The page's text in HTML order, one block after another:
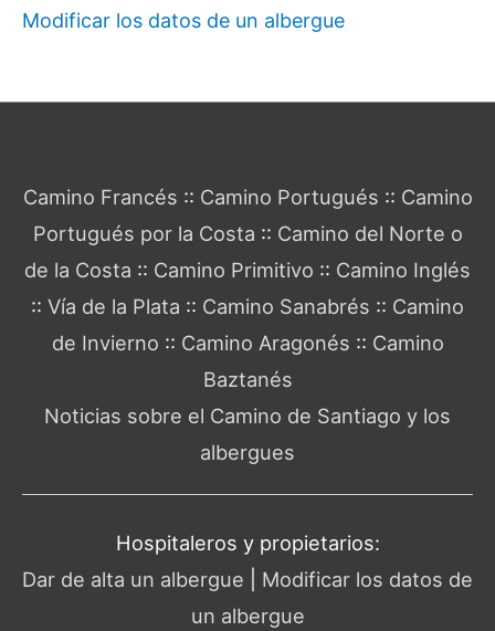
Modificar los datos de un albergue
Camino Francés :: Camino Portugués :: Camino
Portugués por la Costa :: Camino del Norte o
de la Costa :: Camino Primitivo :: Camino Inglés
:: Vía de la Plata :: Camino Sanabrés :: Camino
de Invierno :: Camino Aragonés :: Camino
Baztanés
Noticias sobre el Camino de Santiago y los
albergues
Hospitaleros y propietarios:
Dar de alta un albergue
Modificar los datos de
un albergue